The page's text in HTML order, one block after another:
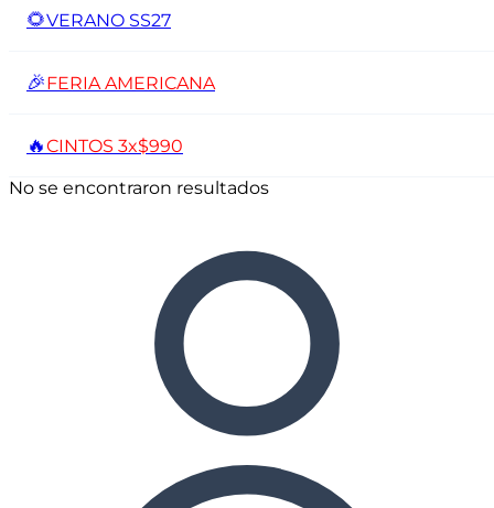
🌻VERANO SS27
🎉FERIA AMERICANA
🔥CINTOS 3x$990
No se encontraron resultados